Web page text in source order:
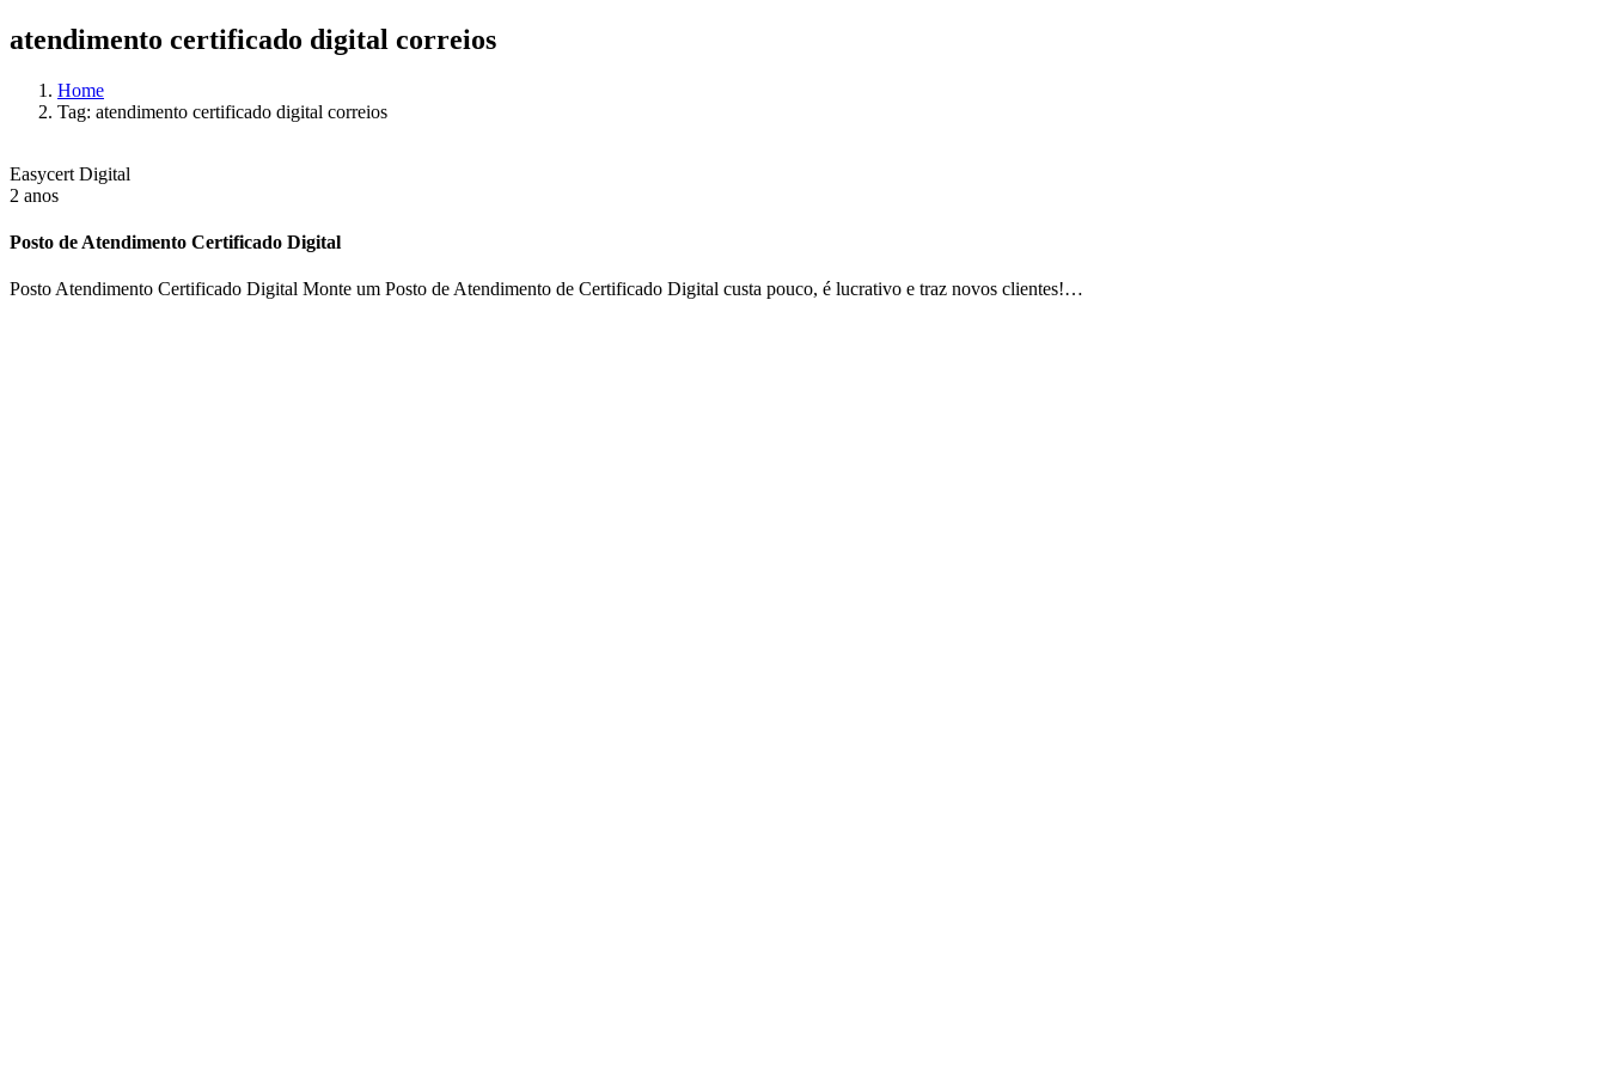
atendimento certificado digital correios
Home
Tag: atendimento certificado digital correios
Easycert Digital
2 anos
Posto de Atendimento Certificado Digital
Posto Atendimento Certificado Digital Monte um Posto de Atendimento de Certificado Digital custa pouco, é lucrativo e traz novos clientes!…